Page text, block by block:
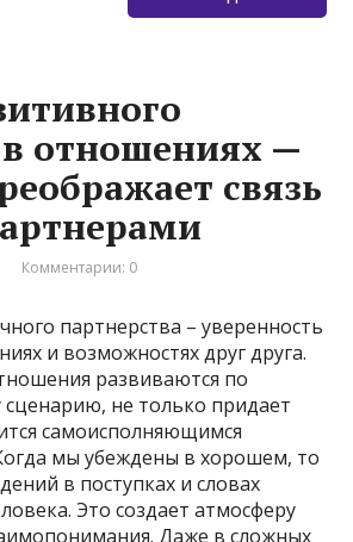
отношениях —
связь
Комментарии: 0
партнерства – уверенность
и возможностях друг друга.
развиваются по
сценарию, не только придает
самоисполняющимся
мы убеждены в хорошем, то
в поступках и словах
Это создает атмосферу
Даже в сложных